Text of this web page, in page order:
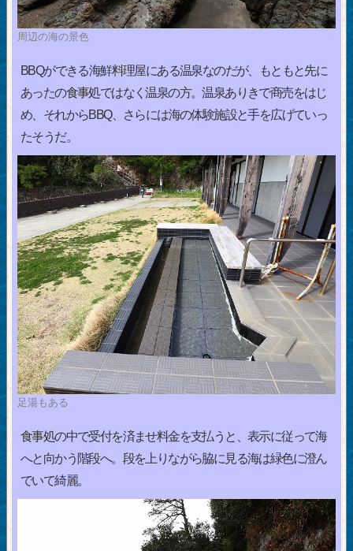
周辺の海の景色
BBQができる海鮮料理屋にある温泉なのだが、もともと先に
あったの食事処ではなく温泉の方。温泉ありきで商売をはじ
め、それからBBQ、さらには海の体験施設と手を広げていっ
たそうだ。
足湯もある
食事処の中で受付を済ませ料金を支払うと、表示に従って海
へと向かう階段へ。段を上りながら脇に見る海は緑色に澄ん
でいて綺麗。